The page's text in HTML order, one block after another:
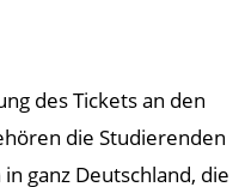
des Tickets an den
die Studierenden
ganz Deutschland, die